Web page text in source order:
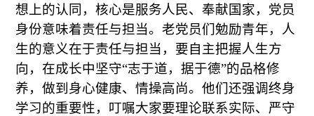
想上的认同，核心是服务人民、奉献国家，党员
身份意味着责任与担当。老党员们勉励青年，人
生的意义在于责任与担当，要自主把握人生方
向，在成长中坚守“志于道，据于德”的品格修
养，做到身心健康、情操高尚。他们还强调终身
学习的重要性，叮嘱大家要理论联系实际、严守